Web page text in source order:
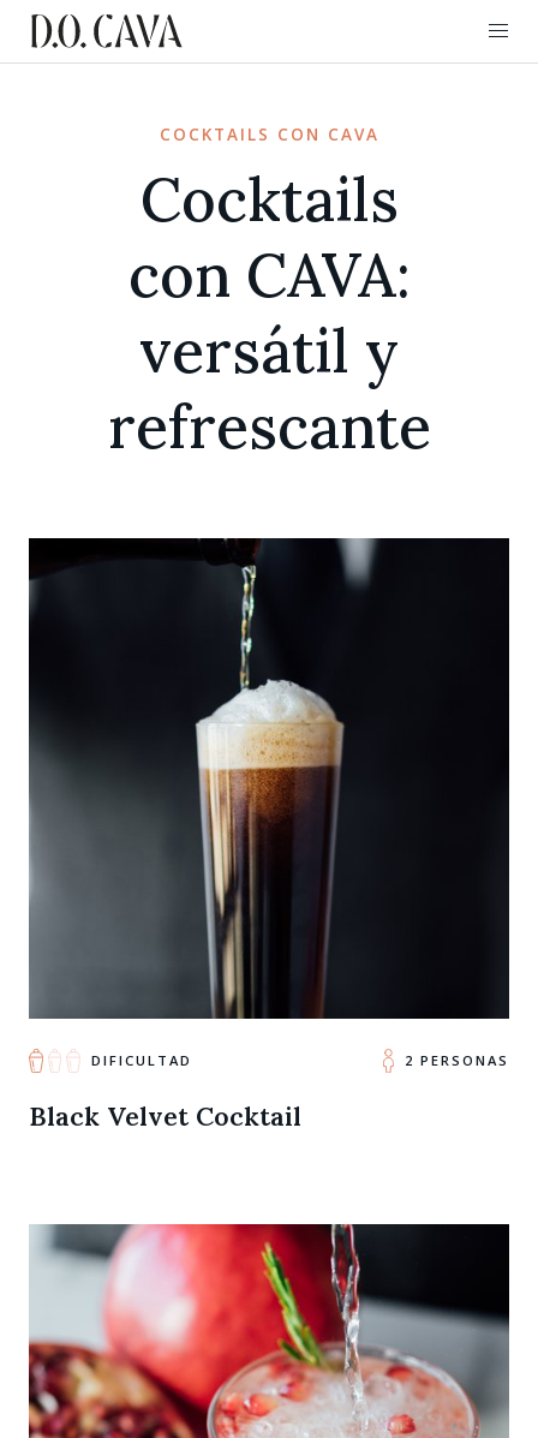
COCKTAILS CON CAVA
Cocktails
con CAVA:
versátil y
refrescante
DIFICULTAD 2 PERSONAS
Black Velvet Cocktail